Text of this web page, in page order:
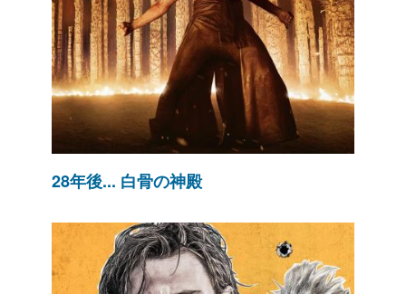
28年後... 白骨の神殿